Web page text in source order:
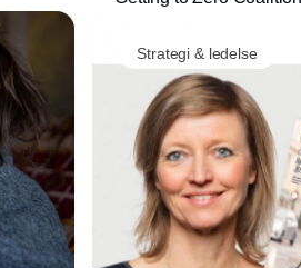
september 2019.
at halvere den maritime
2050.
Strategi & ledelse